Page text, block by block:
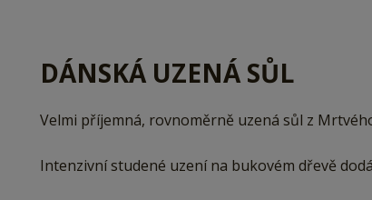
DÁNSKÁ UZENÁ SŮL
Velmi příjemná, rovnoměrně uzená sůl z
Intenzivní studené uzení na bukovém dřevě